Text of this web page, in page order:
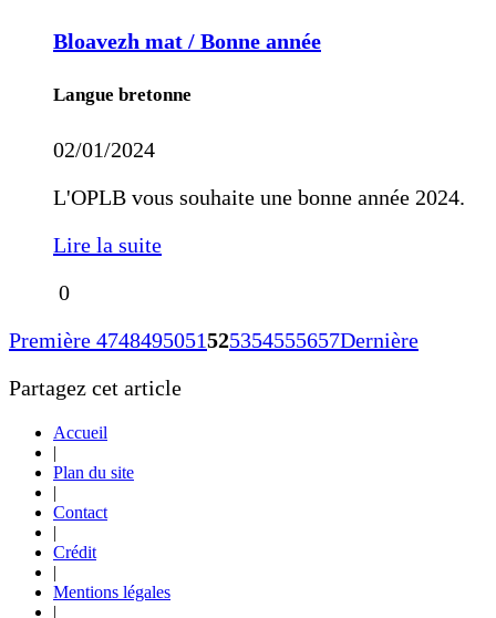
Bloavezh mat / Bonne année
Langue bretonne
02/01/2024
L'OPLB vous souhaite une bonne année 2024.
Lire la suite
0
Première 4748495051525354555657Dernière
Partagez cet article
Accueil
|
Plan du site
|
Contact
|
Crédit
|
Mentions légales
|